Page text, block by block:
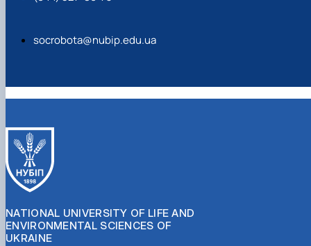
socrobota@nubip.edu.ua
NATIONAL UNIVERSITY OF LIFE AND
ENVIRONMENTAL SCIENCES OF
UKRAINE